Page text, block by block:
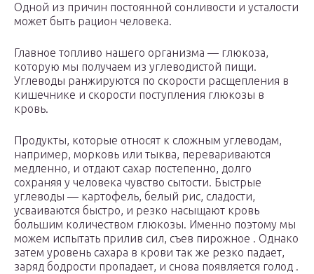
Одной из причин постоянной сонливости и усталости
может быть рацион человека.
Главное топливо нашего организма — глюкоза,
которую мы получаем из углеводистой пищи.
Углеводы ранжируются по скорости расщепления в
кишечнике и скорости поступления глюкозы в
кровь.
Продукты, которые относят к сложным углеводам,
например, морковь или тыква, перевариваются
медленно, и отдают сахар постепенно, долго
сохраняя у человека чувство сытости. Быстрые
углеводы — картофель, белый рис, сладости,
усваиваются быстро, и резко насыщают кровь
большим количеством глюкозы. Именно поэтому мы
можем испытать прилив сил, съев пирожное . Однако
затем уровень сахара в крови так же резко падает,
заряд бодрости пропадает, и снова появляется голод .